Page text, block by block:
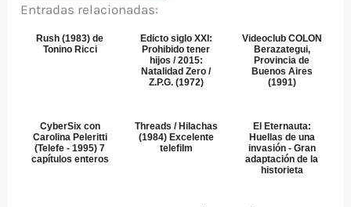
Entradas relacionadas:
Rush (1983) de
Tonino Ricci
Edicto siglo XXI:
Prohibido tener
hijos / 2015:
Natalidad Zero /
Z.P.G. (1972)
Videoclub COLON
Berazategui,
Provincia de
Buenos Aires
(1991)
CyberSix con
Carolina Peleritti
(Telefe - 1995) 7
capítulos enteros
Threads / Hilachas
(1984) Excelente
telefilm
El Eternauta:
Huellas de una
invasión - Gran
adaptación de la
historieta